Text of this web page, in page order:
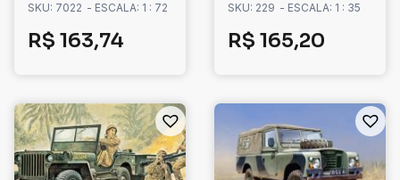
SKU: 7022 - ESCALA: 1 : 72
R$ 163,74
SKU: 229 - ESCALA: 1 : 35
R$ 165,20